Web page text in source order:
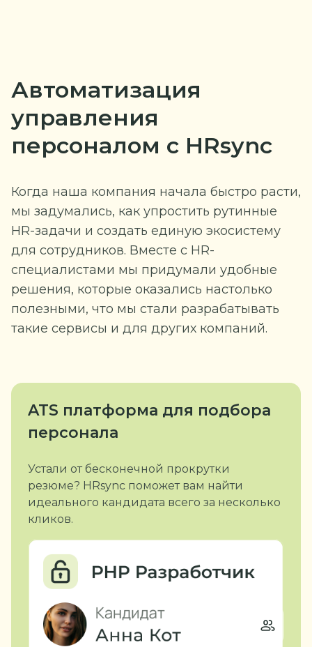
Автоматизация
управления
персоналом с HRsync
Когда наша компания начала быстро расти,
мы задумались, как упростить рутинные
HR-задачи и создать единую экосистему
для сотрудников. Вместе с HR-
специалистами мы придумали удобные
решения, которые оказались настолько
полезными, что мы стали разрабатывать
такие сервисы и для других компаний.
ATS платформа для подбора
персонала
Устали от бесконечной прокрутки
резюме? HRsync поможет вам найти
идеального кандидата всего за несколько
кликов.